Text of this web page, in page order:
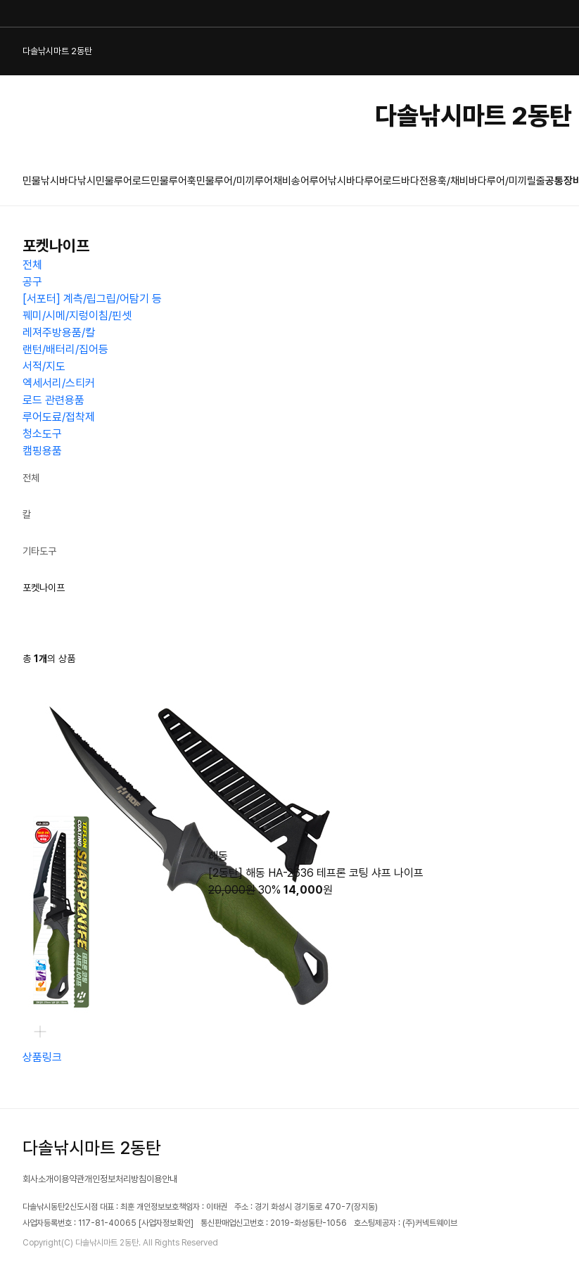
다솔낚시마트 2동탄
다솔낚시마트 2동탄
민물낚시 바다낚시 민물루어로드민물루어훅민물루어/미끼 루어채비 송어루어낚시 바다루어로드바다전용훅/채비 바다루어/미끼 릴줄공통장비
포켓나이프
전체
공구
[서포터] 계측/립그립/어탐기 등
꿰미/시메/지렁이침/핀셋
레져주방용품/칼
랜턴/배터리/집어등
서적/지도
엑세서리/스티커
로드 관련용품
루어도료/접착제
청소도구
캠핑용품
전체
칼
기타도구
포켓나이프
총 1 개의 상품
해동
[2동탄] 해동 HA-2636 테프론 코팅 샤프 나이프
20,000원 30% 14,000원
상품링크
다솔낚시마트 2동탄
회사소개 이용약관개인정보처리방침이용안내
다솔낚시동탄2신도시점 대표 : 최훈 개인정보보호책임자 : 이태권
주소 : 경기 화성시 경기동로 470-7(장지동)
사업자등록번호 : 117-81-40065 [사업자정보확인] 통신판매업신고번호 : 2019-화성동탄-1056
호스팅제공자 : (주)커넥트웨이브
Copyright(C) 다솔낚시마트 2동탄. All Rights Reserved